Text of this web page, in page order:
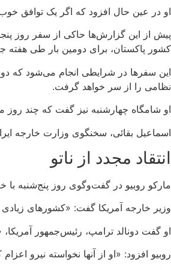
او در عین حال افزود که اگر یک توافق
پیش از این گزارش‌ها حاکی از سفر روز
کشور پاکستان، برای دومین‌ بار طی هفته
این سفرها در شرایطی انجام می‌شود که
نظامی را از سر خواهد گرفت.
او شامگاه چهارشنبه نیز گفت که چند روز منتظر پاسخ
اسماعیل بقائی، سخنگوی وزارت خارجه
انتقاد مجدد از ناتو
مارکو روبیو در گفت‌وگوی روز پنج‌شنبه با
وزیر خارجه آمریکا گفت: «کشورهای زیادی
او گفت دونالد ترامپ، رئیس‌جمهور
روبیو افزود: «او از آنها نخواسته نیرو